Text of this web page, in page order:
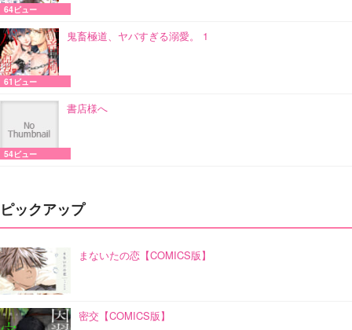
64ビュー
鬼畜極道、ヤバすぎる溺愛。 1
61ビュー
書店様へ
54ビュー
ピックアップ
まないたの恋【COMICS版】
密交【COMICS版】